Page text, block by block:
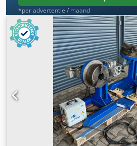
*per advertentie / maand